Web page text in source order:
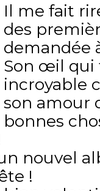
Il me fait
des
demandée
Son œil qui
incroyable
son amour
bonnes
nouvel
!